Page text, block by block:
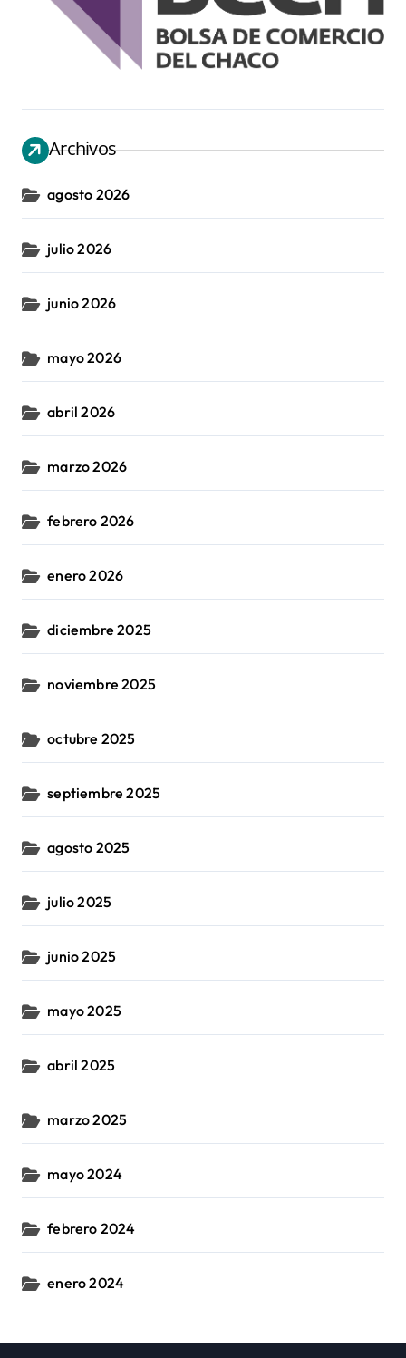
Archivos
agosto 2026
julio 2026
junio 2026
mayo 2026
abril 2026
marzo 2026
febrero 2026
enero 2026
diciembre 2025
noviembre 2025
octubre 2025
septiembre 2025
agosto 2025
julio 2025
junio 2025
mayo 2025
abril 2025
marzo 2025
mayo 2024
febrero 2024
enero 2024